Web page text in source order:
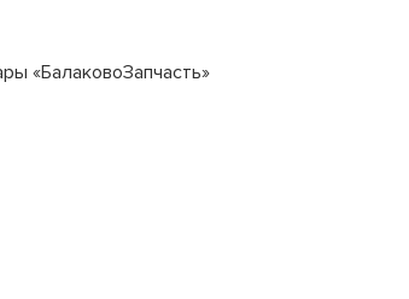
«БалаковоЗапчасть»